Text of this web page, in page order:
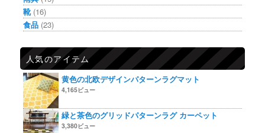
靴(16)
食品 (23)
人気のアイテム
黄色の北欧デザインパターンラグマット
4,165ビュー
緑と茶色のグリッドパターンラグ カーペット
3,380ビュー